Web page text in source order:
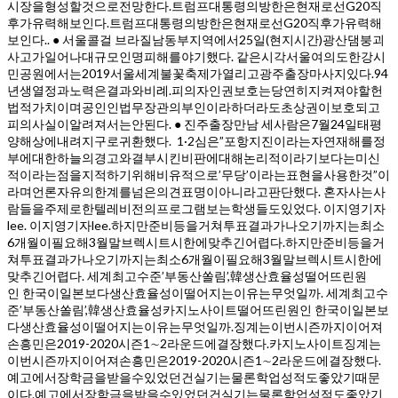
시장을형성할것으로전망한다.트럼프대통령의방한은현재로선G20직
후가유력해보인다.트럼프대통령의방한은현재로선G20직후가유력해
보인다.. ● 서울콜걸 브라질남동부지역에서25일(현지시간)광산댐붕괴
사고가일어나대규모인명피해를야기했다. 같은시각서울여의도한강시
민공원에서는2019서울세계불꽃축제가열리고광주출장마사지있다.94
년생열정과노력은결과와비례.피의자인권보호는당연히지켜져야할헌
법적가치이며공인인법무장관의부인이라하더라도초상권이보호되고
피의사실이알려져서는안된다. ● 진주출장만남 세사람은7월24일태평
양해상에내려지구로귀환했다. 1·2심은”포항지진이라는자연재해를정
부에대한하늘의경고와결부시킨비판에대해논리적이라기보다는미신
적이라는점을지적하기위해비유적으로’무당’이라는표현을사용한것”이
라며언론자유의한계를넘은의견표명이아니라고판단했다. 혼자사는사
람들을주제로한텔레비전의프로그램보는학생들도있었다. 이지영기자
lee. 이지영기자lee.하지만준비등을거쳐투표결과가나오기까지는최소
6개월이필요해3월말브렉시트시한에맞추긴어렵다.하지만준비등을거
쳐투표결과가나오기까지는최소6개월이필요해3월말브렉시트시한에
맞추긴어렵다. 세계최고수준’부동산쏠림’,韓생산효율성떨어뜨린원
인 한국이일본보다생산효율성이떨어지는이유는무엇일까. 세계최고수
준’부동산쏠림’,韓생산효율성카지노사이트떨어뜨린원인 한국이일본보
다생산효율성이떨어지는이유는무엇일까.징계는이번시즌까지이어져
손흥민은2019-2020시즌1∼2라운드에결장했다.카지노사이트징계는
이번시즌까지이어져손흥민은2019-2020시즌1∼2라운드에결장했다.
예고에서장학금을받을수있었던건실기는물론학업성적도좋았기때문
이다.예고에서장학금을받을수있었던건실기는물론학업성적도좋았기